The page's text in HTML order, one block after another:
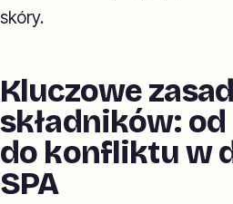
skóry.
Kluczowe
składników:
do konfliktu w
SPA